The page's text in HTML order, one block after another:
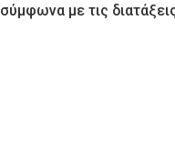
σύμφωνα με τις